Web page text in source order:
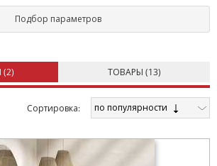
Подбор параметров
(2) ТОВАРЫ (13)
Cортировка: по популярности